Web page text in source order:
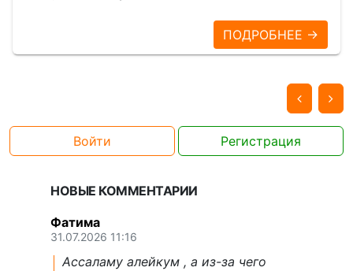
ПОДРОБНЕЕ →
Войти Регистрация
НОВЫЕ КОММЕНТАРИИ
Фатима
31.07.2026 11:16
Ассаламу алейкум , а из-за чего